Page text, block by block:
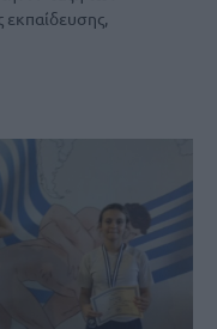
εκπαίδευσης,